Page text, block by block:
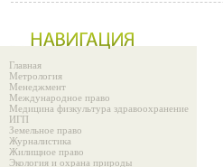
Главная
Метрология
Менеджмент
Международное право
Медицина физкультура здравоохранение
ИГП
Земельное право
Журналистика
Жилищное право
Экология и охрана природы